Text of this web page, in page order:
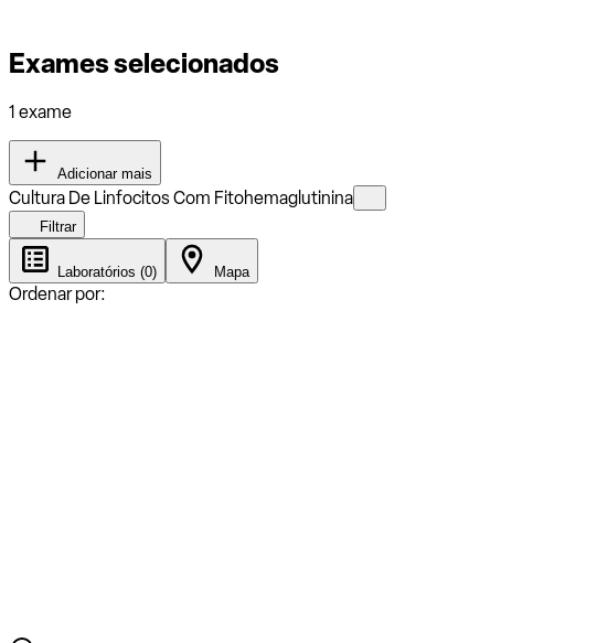
Exames selecionados
1 exame
Adicionar mais
Cultura De Linfocitos Com Fitohemaglutinina
Filtrar
Laboratórios (0) Mapa
Ordenar por: